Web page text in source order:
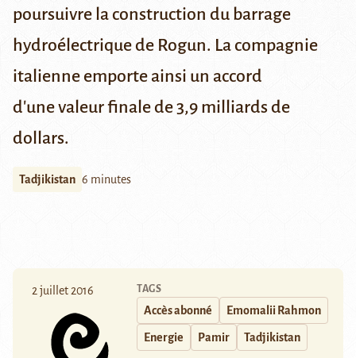
poursuivre la construction du barrage
hydroélectrique de Rogun. La compagnie
italienne emporte ainsi un accord
d'une valeur finale de 3,9 milliards de
dollars.
Tadjikistan 6 minutes
2 juillet 2016 TAGS
Accès abonné Emomalii Rahmon
Energie Pamir Tadjikistan